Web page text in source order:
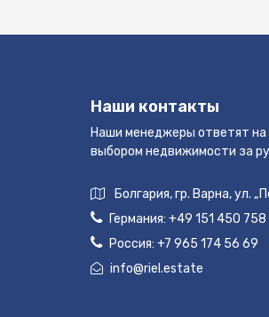
Наши контакты
Наши менеджеры ответят на
выбором недвижимости за
Болгария, гр. Варна, ул.
Германия: +49 151 450 758
Россия: +7 965 174 56 69
info@riel.estate